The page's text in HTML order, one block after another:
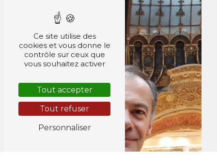
Ce site utilise des
cookies et vous donne le
contrôle sur ceux que
vous souhaitez activer
Tout accepter
Tout refuser
Personnaliser